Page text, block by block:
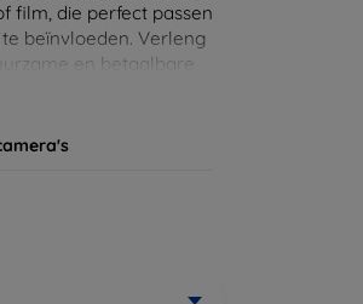
film, die perfect passen
beïnvloeden. Verleng
en betaalbare